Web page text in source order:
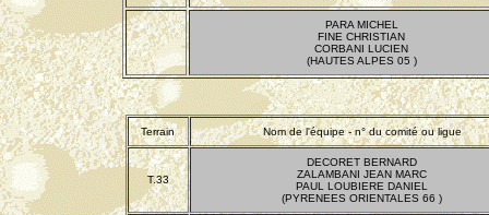
PARA MICHEL
FINE CHRISTIAN
CORBANI LUCIEN
(HAUTES ALPES 05 )
Terrain Nom de l'équipe - n° du comité ou ligue
T.33
DECORET BERNARD
ZALAMBANI JEAN MARC
PAUL LOUBIERE DANIEL
(PYRENEES ORIENTALES 66 )